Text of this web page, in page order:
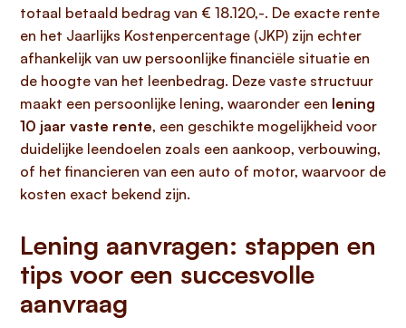
totaal betaald bedrag van € 18.120,-. De exacte rente
en het Jaarlijks Kostenpercentage (JKP) zijn echter
afhankelijk van uw persoonlijke financiële situatie en
de hoogte van het leenbedrag. Deze vaste structuur
maakt een persoonlijke lening, waaronder een lening
10 jaar vaste rente, een geschikte mogelijkheid voor
duidelijke leendoelen zoals een aankoop, verbouwing,
of het financieren van een auto of motor, waarvoor de
kosten exact bekend zijn.
Lening aanvragen: stappen en
tips voor een succesvolle
aanvraag